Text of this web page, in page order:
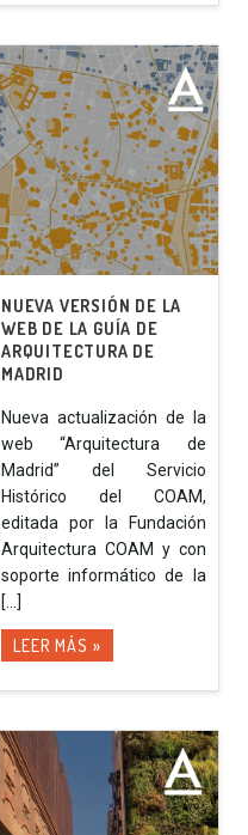
NUEVA VERSIÓN DE LA
WEB DE LA GUÍA DE
ARQUITECTURA DE
MADRID
Nueva actualización de la
web “Arquitectura de
Madrid” del Servicio
Histórico del COAM,
editada por la Fundación
Arquitectura COAM y con
soporte informático de la
[...]
LEER MÁS »